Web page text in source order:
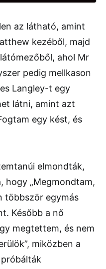
az látható, amint
kezéből, majd
ahol Mr
pedig mellkason
Langley-t egy
látni, amint azt
egy kést, és
elmondták,
hogy „Megmondtam,
többször egymás
Később a nő
megtettem, és nem
miközben a